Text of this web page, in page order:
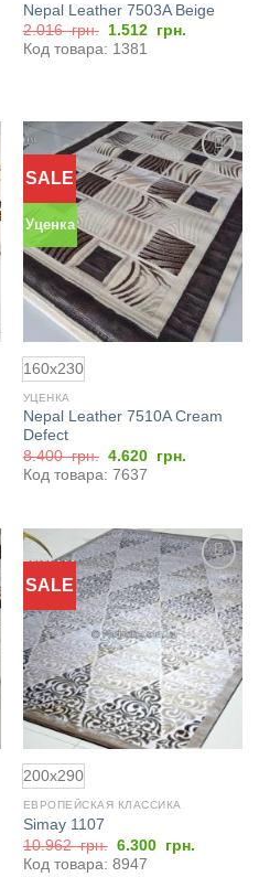
Nepal Leather 7503A Beige
2.016грн.
Первоначальная
цена
составляла
1.512 грн.Текущая
Код товара: 1381
SALE
Уценка
Добавить
в
избранное
160x230
УЦЕНКА
Nepal Leather 7510A Cream
Defect
8.400грн. Первоначальная
цена
составляла
4.620 грн.
Код товара: 7637
SALE
Добавить
в
избранное
200x290
ЕВРОПЕЙСКАЯ КЛАССИКА
Simay 1107
10.962грн. Первоначальная
цена
составляла
6.300 грн.
Код товара: 8947